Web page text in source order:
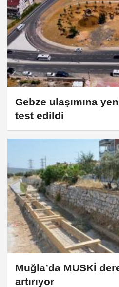
Gebze ulaşımına
test edildi
Muğla’da MUSKİ
artırıyor